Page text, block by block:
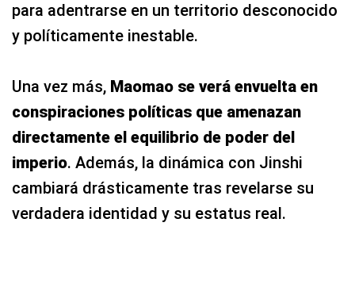
para adentrarse en un territorio desconocido
y políticamente inestable.
Una vez más, Maomao se verá envuelta en
conspiraciones políticas que amenazan
directamente el equilibrio de poder del
imperio. Además, la dinámica con Jinshi
cambiará drásticamente tras revelarse su
verdadera identidad y su estatus real.